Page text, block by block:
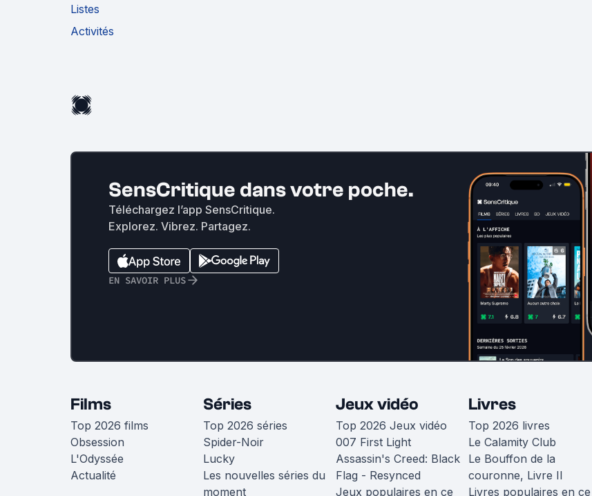
Listes
Activités
SensCritique dans votre poche.
Téléchargez l’app SensCritique.
Explorez. Vibrez. Partagez.
EN SAVOIR PLUS
Films
Top 2026 films
Obsession
L'Odyssée
Actualité
Séries
Top 2026 séries
Spider-Noir
Lucky
Les nouvelles séries du
moment
Jeux vidéo
Top 2026 Jeux vidéo
007 First Light
Assassin's Creed: Black
Flag - Resynced
Jeux populaires en ce
Livres
Top 2026 livres
Le Calamity Club
Le Bouffon de la
couronne, Livre II
Livres populaires en ce